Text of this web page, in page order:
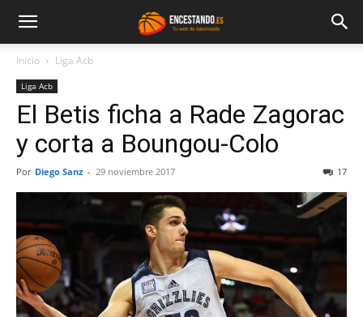
Inicio Liga Acb
Liga Acb
El Betis ficha a Rade Zagorac
y corta a Boungou-Colo
Por Diego Sanz - 29 noviembre 2017 17